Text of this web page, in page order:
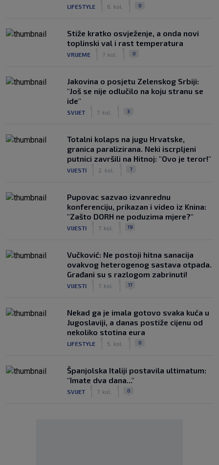
LIFESTYLE 6. kol. 0
Stiže kratko osvježenje, a onda novi
toplinski val i rast temperatura
VRIJEME 7. kol. 0
Jakovina o posjetu Zelenskog Srbiji:
"Još se nije odlučilo na koju stranu se
ide"
SVIJET 7. kol. 3
Totalni kolaps na jugu Hrvatske,
granica paralizirana. Neki iscrpljeni
putnici završili na Hitnoj: "Ovo je teror!"
VIJESTI 2. kol. 7
Pupovac sazvao izvanrednu
konferenciju, prikazan i video iz Knina:
"Zašto DORH ne poduzima mjere?"
VIJESTI 7. kol. 19
Vučković: Ne postoji hitna sanacija
ovakvog heterogenog sastava otpada.
Građani su s razlogom zabrinuti!
VIJESTI 7. kol. 17
Nekad ga je imala gotovo svaka kuća u
Jugoslaviji, a danas postiže cijenu od
nekoliko stotina eura
LIFESTYLE 5. kol. 0
Španjolska Italiji postavila ultimatum:
"Imate dva dana..."
SVIJET 7. kol. 0